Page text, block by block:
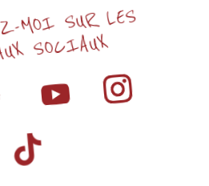
MOI SUR LES
SOCIAUX